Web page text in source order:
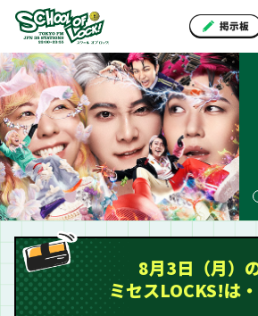
8月3日（月）
ミセスLOCKS!は